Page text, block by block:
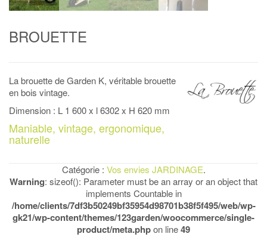
BROUETTE
La brouette de Garden K, véritable brouette
en bois vintage.
Dimension : L 1 600 x l 6302 x H 620 mm
Maniable, vintage, ergonomique,
naturelle
Catégorie : Vos envies JARDINAGE.
Warning: sizeof(): Parameter must be an array or an object that
implements Countable in
/home/clients/7df3b50249bf35954d98701b38f5f495/web/wp-
gk21/wp-content/themes/123garden/woocommerce/single-
product/meta.phpon line49